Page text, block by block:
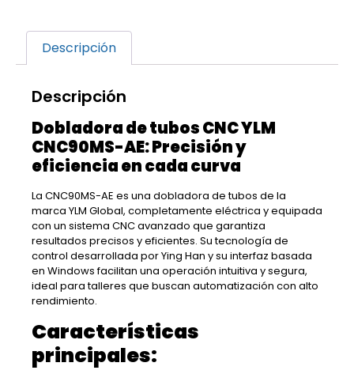
Descripción
Descripción
Dobladora de tubos CNC YLM
CNC90MS-AE: Precisión y
eficiencia en cada curva
La CNC90MS-AE es una dobladora de tubos de la
marca YLM Global, completamente eléctrica y equipada
con un sistema CNC avanzado que garantiza
resultados precisos y eficientes. Su tecnología de
control desarrollada por Ying Han y su interfaz basada
en Windows facilitan una operación intuitiva y segura,
ideal para talleres que buscan automatización con alto
rendimiento.
Características
principales: